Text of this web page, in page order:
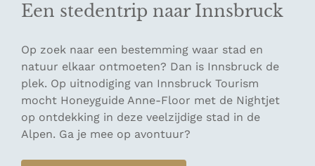
Een stedentrip naar Innsbruck
Op zoek naar een bestemming waar stad en
natuur elkaar ontmoeten? Dan is Innsbruck de
plek. Op uitnodiging van Innsbruck Tourism
mocht Honeyguide Anne-Floor met de Nightjet
op ontdekking in deze veelzijdige stad in de
Alpen. Ga je mee op avontuur?